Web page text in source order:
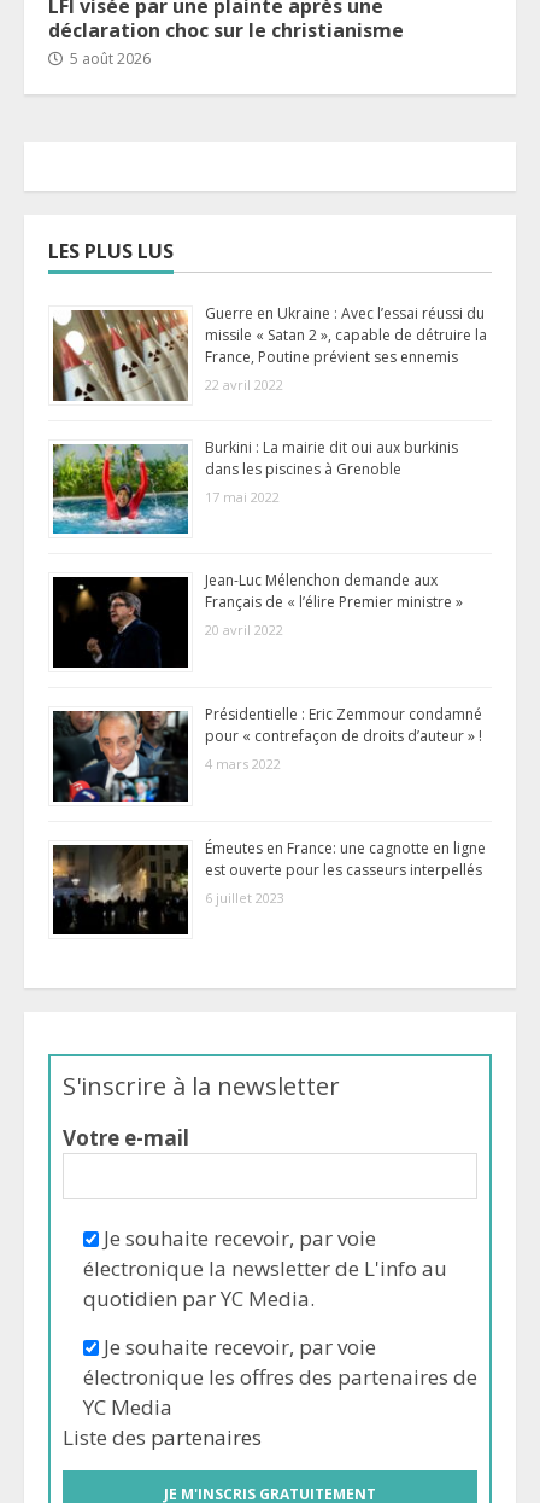
LFI visée par une plainte après une
déclaration choc sur le christianisme
5 août 2026
LES PLUS LUS
Guerre en Ukraine : Avec l’essai réussi du
missile « Satan 2 », capable de détruire la
France, Poutine prévient ses ennemis
22 avril 2022
Burkini : La mairie dit oui aux burkinis
dans les piscines à Grenoble
17 mai 2022
Jean-Luc Mélenchon demande aux
Français de « l’élire Premier ministre »
20 avril 2022
Présidentielle : Eric Zemmour condamné
pour « contrefaçon de droits d’auteur » !
4 mars 2022
Émeutes en France: une cagnotte en ligne
est ouverte pour les casseurs interpellés
6 juillet 2023
S'inscrire à la newsletter
Votre e-mail
Je souhaite recevoir, par voie
électronique la newsletter de L'info au
quotidien par YC Media.
Je souhaite recevoir, par voie
électronique les offres des partenaires de
YC Media
Liste des partenaires